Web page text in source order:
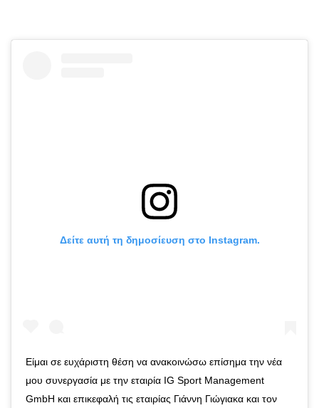
Δείτε αυτή τη δημοσίευση στο Instagram.
Είμαι σε ευχάριστη θέση να ανακοινώσω επίσημα την νέα
μου συνεργασία με την εταιρία IG Sport Management
GmbH και επικεφαλή τις εταιρίας Γιάννη Γιώγιακα και τον